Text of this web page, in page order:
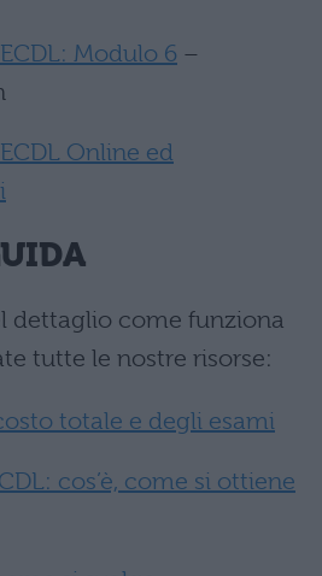
Modulo 6 –
Online ed
dettaglio come funziona
tutte le nostre risorse:
totale e degli esami
cos’è, come si ottiene